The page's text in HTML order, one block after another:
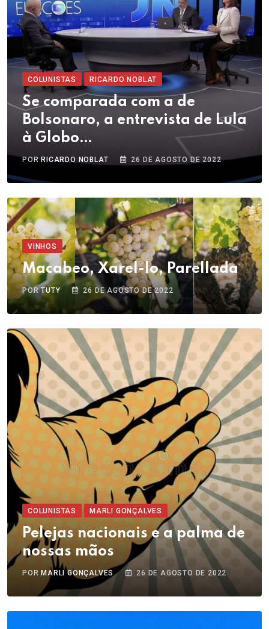
COLUNISTAS RICARDO NOBLAT
Se comparada com a de
Bolsonaro, a entrevista de Lula
à Globo…
PORRICARDO NOBLAT 26 DE AGOSTO DE 2022
VINHOS
Macabeo, Xarel-lo, Parellada
PORTUTY 26 DE AGOSTO DE 2022
COLUNISTAS MARLI GONÇALVES
Pelejas nacionais e a palma de
nossas mãos
POR MARLI GONÇALVES 26 DE AGOSTO DE 2022